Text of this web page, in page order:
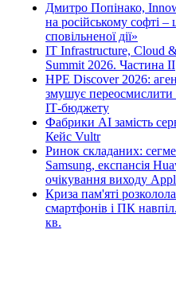
Дмитро Попінако,
на російському софті –
сповільненої дії»
IT Infrastructure, Cloud
Summit 2026. Частина ІІ
HPE Discover 2026:
змушує
ІТ-бюджету
Фабрики AI замість
Кейс Vultr
Ринок складаних:
Samsung, експансія
очікування виходу
Криза пам'яті
смартфонів і ПК
кв.